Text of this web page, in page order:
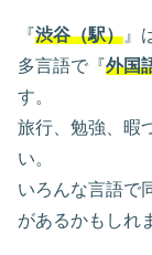
『渋谷（駅） 』
多言語で『外国
す。
旅行、勉強、暇
い。
いろんな言語で
があるかもしれ